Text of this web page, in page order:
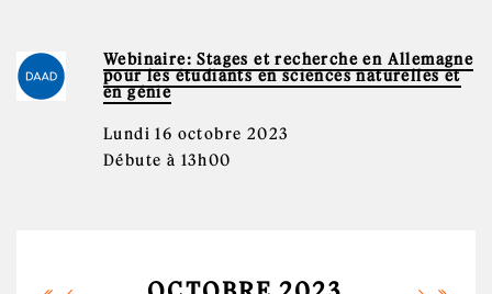
Webinaire: Stages et recherche en Allemagne
pour les étudiants en sciences naturelles et
en génie
Lundi 16 octobre 2023
Débute à 13h00